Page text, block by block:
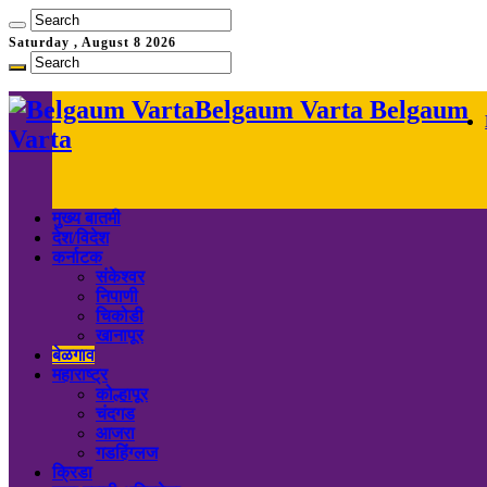
Saturday , August 8 2026
Belgaum Varta Belgaum
Varta
मुख्य बातमी
देश/विदेश
कर्नाटक
संकेश्वर
निपाणी
चिकोडी
खानापूर
बेळगाव
महाराष्ट्र
कोल्हापूर
चंदगड
आजरा
गडहिंग्लज
क्रिडा